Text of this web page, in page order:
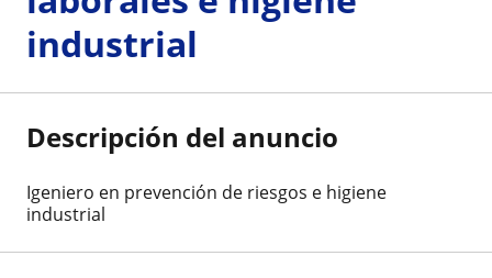
industrial
Descripción del anuncio
Igeniero en prevención de riesgos e higiene
industrial